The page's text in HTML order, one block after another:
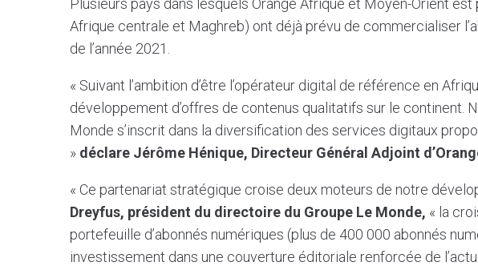
Plusieurs pays dans lesquels Orange Afrique et Moyen-Orient est
Afrique centrale et Maghreb) ont déjà prévu de commercialiser
de l’année 2021.
« Suivant l’ambition d’être l’opérateur digital de référence en
développement d’offres de contenus qualitatifs sur le continent.
Monde s’inscrit dans la diversification des services digitaux
» déclare Jérôme Hénique, Directeur Général Adjoint
« Ce partenariat stratégique croise deux moteurs de notre
Dreyfus, président du directoire du Groupe Le Monde, « la
portefeuille d’abonnés numériques (plus de 400 000 abonnés
investissement dans une couverture éditoriale renforcée de